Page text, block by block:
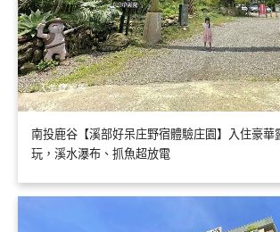
南投鹿谷【溪部好呆庄野宿體驗庄園】入住豪華
玩，溪水瀑布、抓魚超放電